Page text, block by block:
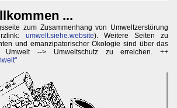
...
zum Zusammenhang von Umweltzerstörung
umwelt.siehe.website). Weitere Seiten zu
und emanzipatorischer Ökologie sind über das
--> Umweltschutz zu erreichen. ++